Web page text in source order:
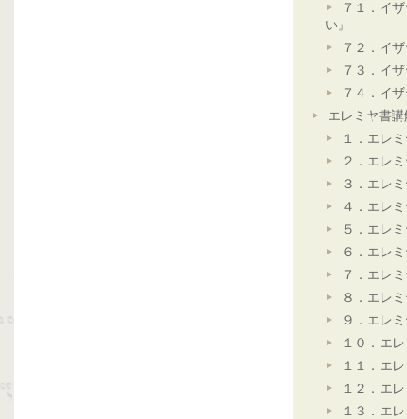
７１．イ
い』
７２．イ
７３．イ
７４．イ
エレミヤ書講
１．エレ
２．エレ
３．エレ
４．エレ
５．エレ
６．エレ
７．エレ
８．エレ
９．エレ
１０．エ
１１．エ
１２．エ
１３．エ